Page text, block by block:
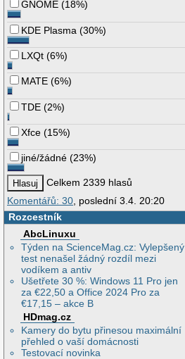
GNOME (18%)
KDE Plasma (30%)
LXQt (6%)
MATE (6%)
TDE (2%)
Xfce (15%)
jiné/žádné (23%)
Celkem 2339 hlasů
Komentářů: 30 , poslední 3.4. 20:20
Rozcestník
AbcLinuxu
Týden na ScienceMag.cz: Vylepšený
test nenašel žádný rozdíl mezi
vodíkem a antiv
Ušetřete 30 %: Windows 11 Pro jen
za €22,50 a Office 2024 Pro za
€17,15 – akce B
HDmag.cz
Kamery do bytu přinesou maximální
přehled o vaší domácnosti
Testovací novinka